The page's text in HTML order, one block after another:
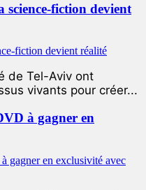
fiction devient
de Tel-Aviv ont
vivants pour créer...
à gagner en